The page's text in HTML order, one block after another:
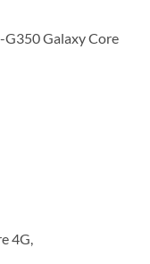
G350 Galaxy Core
4G,